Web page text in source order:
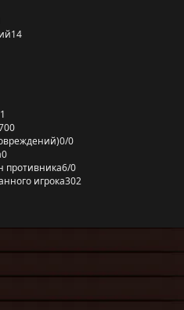
14
1
0/0
0
6/0
игрока302